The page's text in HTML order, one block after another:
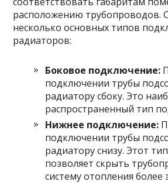
расположению трубопроводов.
несколько основных типов
радиаторов:
Боковое подключение:
подключении трубы
радиатору сбоку. Это
распространенный тип
Нижнее подключение:
подключении трубы
радиатору снизу. Этот
позволяет скрыть
систему отопления более